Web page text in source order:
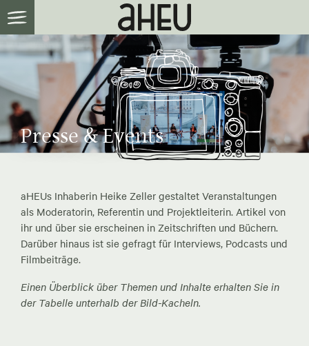
Presse & Events
aHEUs Inhaberin Heike Zeller gestaltet Veranstaltungen
als Moderatorin, Referentin und Projektleiterin. Artikel von
ihr und über sie erscheinen in Zeitschriften und Büchern.
Darüber hinaus ist sie gefragt für Interviews, Podcasts und
Filmbeiträge.
Einen Überblick über Themen und Inhalte erhalten Sie in
der Tabelle unterhalb der Bild-Kacheln.